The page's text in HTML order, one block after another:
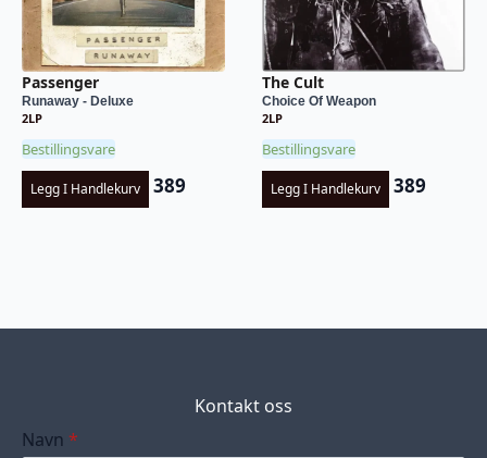
Passenger
Runaway - Deluxe
2LP
Bestillingsvare
Legg I Handlekurv 389
The Cult
Choice Of Weapon
2LP
Bestillingsvare
Legg I Handlekurv 389
Kontakt oss
Navn *